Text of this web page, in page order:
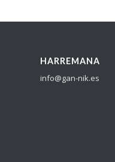
HARREMANA
info@gan-nik.es